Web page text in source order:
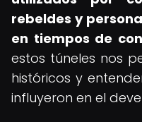
rebeldes y
en tiempos de
estos túneles nos
históricos y
influyeron en el